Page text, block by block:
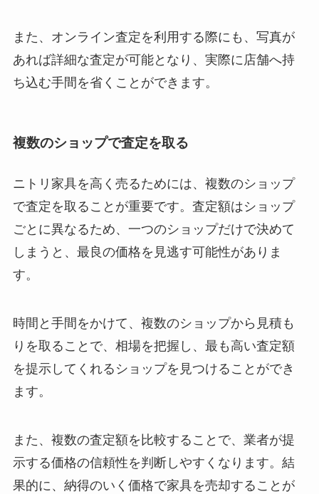
また、オンライン査定を利用する際にも、写真が
あれば詳細な査定が可能となり、実際に店舗へ持
ち込む手間を省くことができます。
複数のショップで査定を取る
ニトリ家具を高く売るためには、複数のショップ
で査定を取ることが重要です。査定額はショップ
ごとに異なるため、一つのショップだけで決めて
しまうと、最良の価格を見逃す可能性がありま
す。
時間と手間をかけて、複数のショップから見積も
りを取ることで、相場を把握し、最も高い査定額
を提示してくれるショップを見つけることができ
ます。
また、複数の査定額を比較することで、業者が提
示する価格の信頼性を判断しやすくなります。結
果的に、納得のいく価格で家具を売却することが